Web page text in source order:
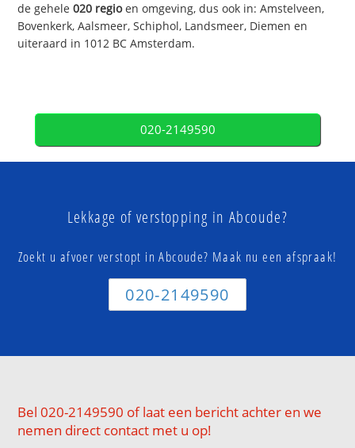
de gehele020 regioen omgeving, dus ook in: Amstelveen,
Bovenkerk, Aalsmeer, Schiphol, Landsmeer, Diemen en
uiteraard in 1012 BC Amsterdam.
020-2149590
Lekkage of verstopping in Abcoude?
Zoekt u afvoer verstopt in Abcoude? Maak nu een afspraak!
020-2149590
Bel 020-2149590 of laat een bericht achter en we
nemen direct contact met u op!